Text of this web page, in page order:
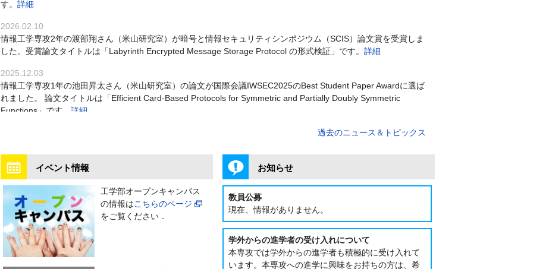
す。 詳細
2026.02.10
情報工学専攻2年の渡部翔さん（米山研究室）が暗号と情報セキュリティシンポジウム（SCIS）論文賞を受賞しま
した。受賞論文タイトルは「Labyrinth Encrypted Message Storage Protocol の形式検証」です。 詳細
2025.12.03
情報工学専攻1年の池田昇太さん（米山研究室）の論文が国際会議IWSEC2025のBest Student Paper Awardに選ば
れました。 論文タイトルは「Efficient Card-Based Protocols for Symmetric and Partially Doubly Symmetric
Functions」です。 詳細
革新的無線通信技術に関する横断型研究会（MIKA2025）にて、最優秀ポスター賞（若手部門）を受賞しました．
発表題目は「室内可視光通信における受信機移動を考慮したOOK方式とGSSK方式のSER特性評価」です．
2025.09.24
情報工学専攻1年の池田昇太さん（米山研究室）の論文が国際会議TAMC2025のBest Paper Awardに選ばれまし
た．論文タイトルは「How to Play Mastermind without Game Master」です． 詳細
2025.08.25
情報工学専攻1年の藤原羽沙さん（外岡研究室）が日本リモートセンシング学会令和7年度春季学術講演会にて若
手奨励賞を受賞しました．発表題目は「MODIS夜間熱赤外画像の疑似可視カラー変換―入力情報の追加による改
過去のニュース＆トピックス
イベント情報
工学部オープンキャンパス
の情報はこちらのページ
をご覧ください．
お知らせ
教員公募
現在、情報がありません。
学外からの進学者の受け入れについて
本専攻では学外からの進学者も積極的に受け入れて
います。本専攻への進学に興味をお持ちの方は、希